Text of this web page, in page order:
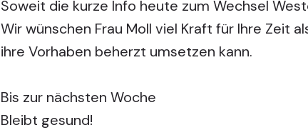
Soweit die kurze Info heute zum Wechsel
Wir wünschen Frau Moll viel Kraft für Ihre Zeit
ihre Vorhaben beherzt umsetzen kann.
Bis zur nächsten Woche
Bleibt gesund!